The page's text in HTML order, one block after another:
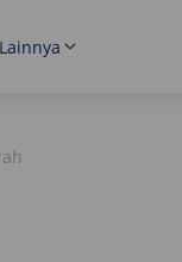
Lainnya